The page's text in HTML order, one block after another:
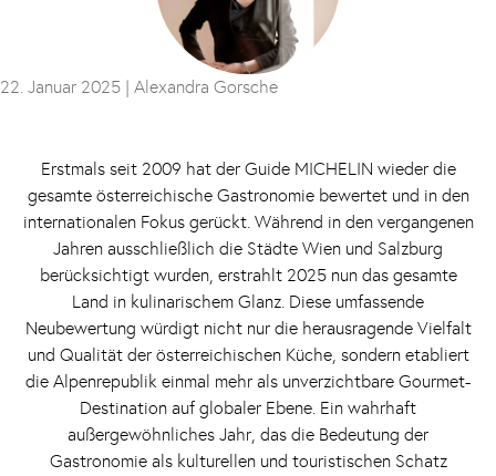
22. Januar 2025 | Alexandra Gorsche
Erstmals seit 2009 hat der Guide MICHELIN wieder die
gesamte österreichische Gastronomie bewertet und in den
internationalen Fokus gerückt. Während in den vergangenen
Jahren ausschließlich die Städte Wien und Salzburg
berücksichtigt wurden, erstrahlt 2025 nun das gesamte
Land in kulinarischem Glanz. Diese umfassende
Neubewertung würdigt nicht nur die herausragende Vielfalt
und Qualität der österreichischen Küche, sondern etabliert
die Alpenrepublik einmal mehr als unverzichtbare Gourmet-
Destination auf globaler Ebene. Ein wahrhaft
außergewöhnliches Jahr, das die Bedeutung der
Gastronomie als kulturellen und touristischen Schatz